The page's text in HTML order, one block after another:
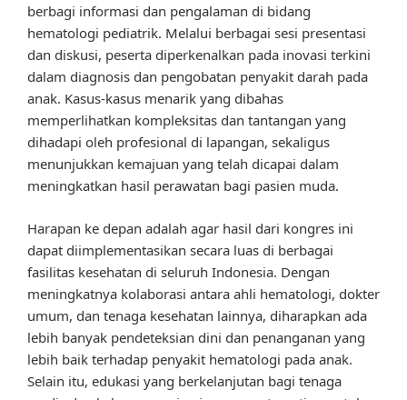
berbagi informasi dan pengalaman di bidang
hematologi pediatrik. Melalui berbagai sesi presentasi
dan diskusi, peserta diperkenalkan pada inovasi terkini
dalam diagnosis dan pengobatan penyakit darah pada
anak. Kasus-kasus menarik yang dibahas
memperlihatkan kompleksitas dan tantangan yang
dihadapi oleh profesional di lapangan, sekaligus
menunjukkan kemajuan yang telah dicapai dalam
meningkatkan hasil perawatan bagi pasien muda.
Harapan ke depan adalah agar hasil dari kongres ini
dapat diimplementasikan secara luas di berbagai
fasilitas kesehatan di seluruh Indonesia. Dengan
meningkatnya kolaborasi antara ahli hematologi, dokter
umum, dan tenaga kesehatan lainnya, diharapkan ada
lebih banyak pendeteksian dini dan penanganan yang
lebih baik terhadap penyakit hematologi pada anak.
Selain itu, edukasi yang berkelanjutan bagi tenaga